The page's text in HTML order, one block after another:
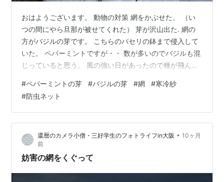
おはようございます。 動物の対策 網をかぶせた。 （い
つの間にやら旦那が被せてくれた） 芽が沢山出た. 網の
方がバジルの芽です。 こちらのパセリの鉢まで侵入して
いた。 ペパーミントですが・・ 数が多いのでバジルも混
じっていると思う。 風の強い日があったので種が飛んだ
を抜いて・・ 他の所に移動しなければ・・ まさかこんな
に多く出るとは思っていなかったので・・ 移動する場所
があるかなぁ～～？ ランキング参加中はてなブログ【シ
ニア部門】 去年の青シソの芽もあちこち出ていたよ。 ラ
ンキング参加中ハンドメイド
#ペパーミントの芽 #バジルの芽 #網 #寒冷紗
#防虫ネット
還暦のカメラ小僧・三好学生のフォトライフin大阪 • 10ヶ月
前
妨害の網をくぐって